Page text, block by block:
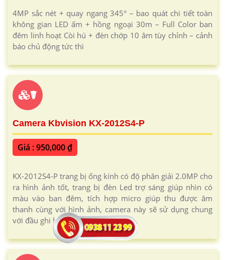
4MP sắc nét + quay ngang 345° – bao quát chi tiết toàn
không gian LED ấm + hồng ngoại 30m – Full Color ban
đêm linh hoạt Còi hú + đèn chớp 10 âm tùy chỉnh – cảnh
báo chủ động tức thì
☤
Camera Kbvision KX-2012S4-P
Giá : 950,000 ₫
KX-2012S4-P trang bị ống kính có độ phân giải 2.0MP cho
ra hình ảnh tốt, trang bị đèn Led trợ sáng giúp nhìn có
màu vào ban đêm, tích hợp micro giúp thu được âm
thanh cùng với hình ảnh, camera này sẽ sử dụng chung
với đầu ghi hình